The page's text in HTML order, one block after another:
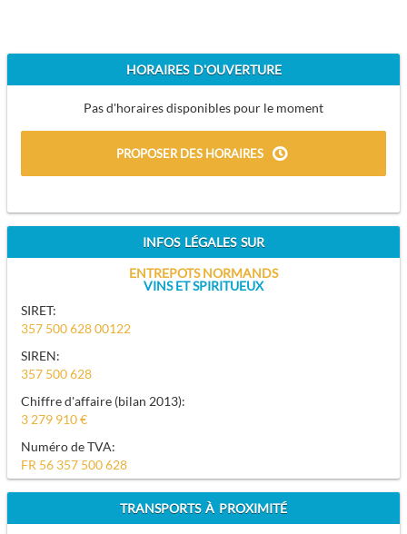
HORAIRES D'OUVERTURE
Pas d'horaires disponibles pour le moment
PROPOSER DES HORAIRES
INFOS LÉGALES SUR
ENTREPOTS NORMANDS
VINS ET SPIRITUEUX
SIRET:
357 500 628 00122
SIREN:
357 500 628
Chiffre d'affaire (bilan 2013):
3 279 910 €
Numéro de TVA:
FR 56 357 500 628
TRANSPORTS À PROXIMITÉ